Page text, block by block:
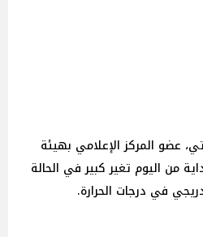
عضو المركز الإعلامي بهيئة
من اليوم تغير كبير في الحالة
في درجات الحرارة.